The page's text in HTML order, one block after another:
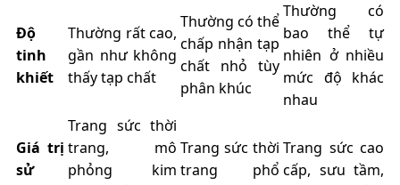
Độ
tinh
khiết
Thường rất cao,
gần như không
thấy tạp chất
Thường có thể
chấp nhận tạp
chất nhỏ tùy
phân khúc
Thường có
bao thể tự
nhiên ở nhiều
mức độ khác
nhau
Giá trị
sử
Trang sức thời
trang, mô
phỏng kim
Trang sức thời
trang phổ
Trang sức cao
cấp, sưu tầm,